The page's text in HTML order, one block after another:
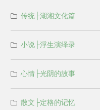
传统├湖湘文化篇
小说├浮生演绎录
心情├光阴的故事
散文├定格的记忆